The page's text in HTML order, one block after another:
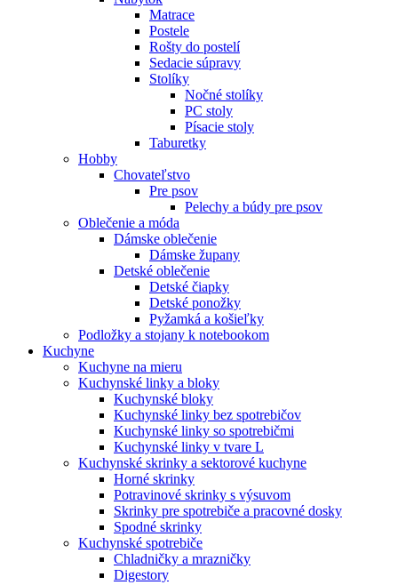
Matrace
Postele
Rošty do postelí
Sedacie súpravy
Stolíky
Nočné stolíky
PC stoly
Písacie stoly
Taburetky
Hobby
Chovateľstvo
Pre psov
Pelechy a búdy pre psov
Oblečenie a móda
Dámske oblečenie
Dámske župany
Detské oblečenie
Detské čiapky
Detské ponožky
Pyžamká a košieľky
Podložky a stojany k notebookom
Kuchyne
Kuchyne na mieru
Kuchynské linky a bloky
Kuchynské bloky
Kuchynské linky bez spotrebičov
Kuchynské linky so spotrebičmi
Kuchynské linky v tvare L
Kuchynské skrinky a sektorové kuchyne
Horné skrinky
Potravinové skrinky s výsuvom
Skrinky pre spotrebiče a pracovné dosky
Spodné skrinky
Kuchynské spotrebiče
Chladničky a mrazničky
Digestory